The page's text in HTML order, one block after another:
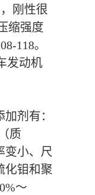
刚性很
缩强度
118。
发动机
剂有：
质
变小、尺
化钼和聚
～